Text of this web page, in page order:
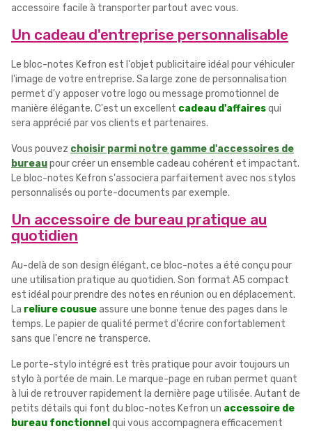
accessoire facile à transporter partout avec vous.
Un cadeau d'entreprise personnalisable
Le bloc-notes Kefron est l'objet publicitaire idéal pour véhiculer
l'image de votre entreprise. Sa large zone de personnalisation
permet d'y apposer votre logo ou message promotionnel de
manière élégante. C'est un excellent cadeau d'affairesqui
sera apprécié par vos clients et partenaires.
Vous pouvez choisir parmi notre gamme d'accessoires de
bureaupour créer un ensemble cadeau cohérent et impactant.
Le bloc-notes Kefron s'associera parfaitement avec nos stylos
personnalisés ou porte-documents par exemple.
Un accessoire de bureau pratique au
quotidien
Au-delà de son design élégant, ce bloc-notes a été conçu pour
une utilisation pratique au quotidien. Son format A5 compact
est idéal pour prendre des notes en réunion ou en déplacement.
La reliure cousueassure une bonne tenue des pages dans le
temps. Le papier de qualité permet d'écrire confortablement
sans que l'encre ne transperce.
Le porte-stylo intégré est très pratique pour avoir toujours un
stylo à portée de main. Le marque-page en ruban permet quant
à lui de retrouver rapidement la dernière page utilisée. Autant de
petits détails qui font du bloc-notes Kefron un accessoire de
bureau fonctionnel qui vous accompagnera efficacement